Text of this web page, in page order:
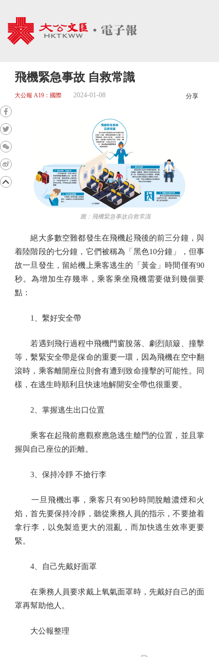
飛機緊急事故 自救常識
大公報 A19：國際 2024-01-08 分享
圖：飛機緊急事故自救常識
絕大多數空難都發生在飛機起飛後的前三分鐘，與
着陸階段的七分鐘，它們被稱為「黑色10分鐘」，但事
故一旦發生，留給機上乘客逃生的「黃金」時間僅有90
秒。為增加生存幾率，乘客乘坐飛機需要做到幾個要
點：
1、繫好安全帶
若遇到飛行過程中飛機門窗脫落、劇烈顛簸、撞擊
等，繫緊安全帶是保命的重要一環，因為飛機在空中翻
滾時，乘客離開座位則會有遭到致命撞擊的可能性。同
樣，在逃生時順利且快速地解開安全帶也很重要。
2、掌握逃生出口位置
乘客在起飛前應觀察應急逃生艙門的位置，並且掌
握與自己座位的距離。
3、保持冷靜 不搶行李
一旦飛機出事，乘客只有90秒時間脫離濃煙和火
焰，首先要保持冷靜，聽從乘務人員的指示，不要搶着
拿行李，以免製造更大的混亂，而加快逃生效率更要
緊。
4、自己先戴好面罩
在乘務人員要求戴上氧氣面罩時，先戴好自己的面
罩再幫助他人。
大公報整理